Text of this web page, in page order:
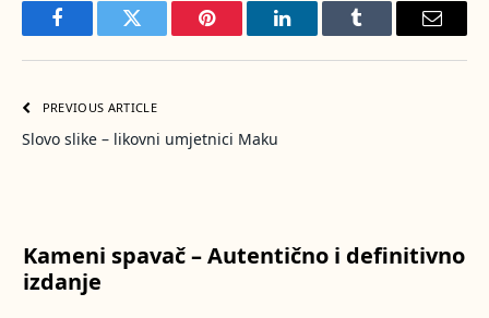
FacebookTwitter Pinterest LinkedInTumblr Email
PREVIOUS ARTICLE
Slovo slike – likovni umjetnici Maku
Kameni spavač – Autentično i definitivno
izdanje